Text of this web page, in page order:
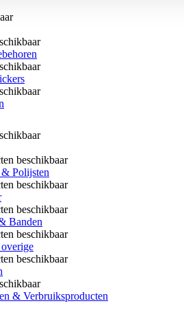
beschikbaar
& Polijsten
beschikbaar
beschikbaar
Banden
beschikbaar
overige
beschikbaar
& Verbruiksproducten